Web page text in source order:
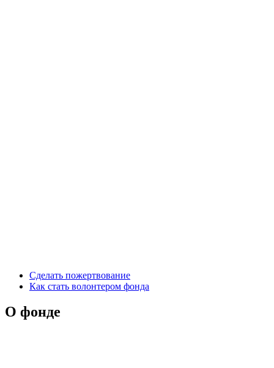
Сделать пожертвование
Как стать волонтером фонда
О фонде